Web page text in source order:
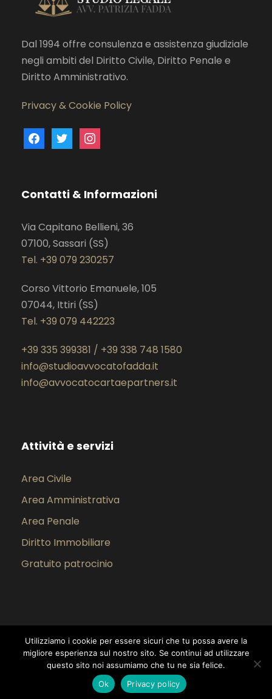
Dal 1994 offre consulenza e assistenza giudiziale
negli ambiti del Diritto Civile, Diritto Penale e
Diritto Amministrativo.
Privacy & Cookie Policy
a
b
o
k
w
t
r
n
a
r
a
m
Contatti & Informazioni
Via Capitano Bellieni, 36
07100, Sassari (SS)
Tel. +39 079 230257
Corso Vittorio Emanuele, 105
07044, Ittiri (SS)
Tel. +39 079 442223
+39 335 399381 / +39 338 748 1580
info@studioavvocatofadda.it
info@avvocatocartaepartners.it
Attività e servizi
Area Civile
Area Amministrativa
Area Penale
Diritto Immobiliare
Gratuito patrocinio
Copyright 2022, Studio Legale Fadda | Sito
realizzato da:Serra Simone
Utilizziamo i cookie per essere sicuri che tu possa avere la
migliore esperienza sul nostro sito. Se continui ad utilizzare
questo sito noi assumiamo che tu ne sia felice.
Ok
Privacy policy